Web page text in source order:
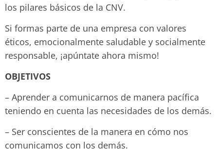
los pilares básicos de la CNV.
Si formas parte de una empresa con valores
éticos, emocionalmente saludable y socialmente
responsable, ¡apúntate ahora mismo!
OBJETIVOS
– Aprender a comunicarnos de manera pacífica
teniendo en cuenta las necesidades de los demás.
– Ser conscientes de la manera en cómo nos
comunicamos con los demás.